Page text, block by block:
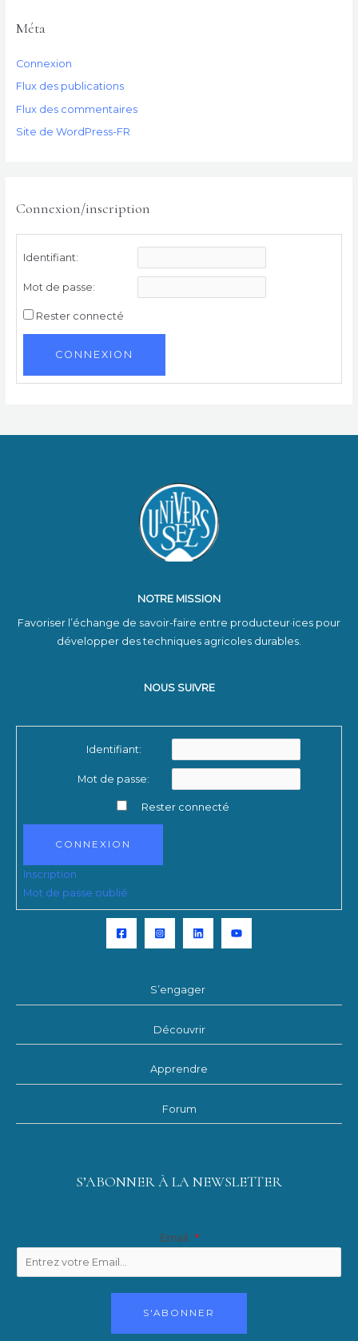
Méta
Connexion
Flux des publications
Flux des commentaires
Site de WordPress-FR
Connexion/inscription
Identifiant:
Mot de passe:
Rester connecté
CONNEXION
NOTRE MISSION
Favoriser l’échange de savoir-faire entre producteur·ices pour
développer des techniques agricoles durables.
NOUS SUIVRE
Identifiant:
Mot de passe:
Rester connecté
CONNEXION
Inscription
Mot de passe oublié
S’engager
Découvrir
Apprendre
Forum
S’ABONNER À LA NEWSLETTER
Email : *
S'ABONNER